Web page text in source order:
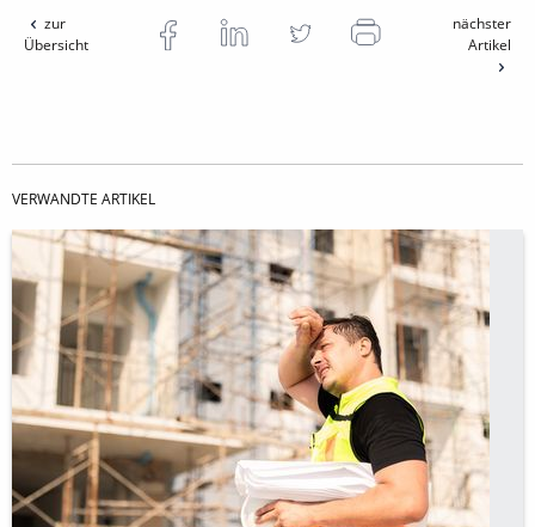
zur
Übersicht
nächster
Artikel
VERWANDTE ARTIKEL